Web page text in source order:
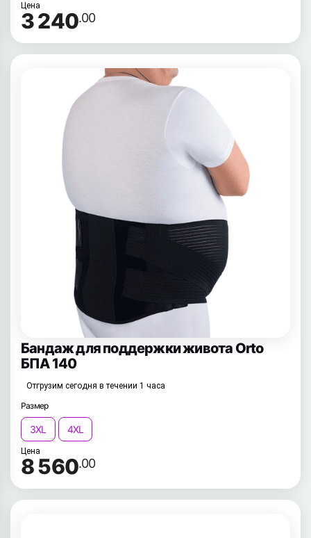
Цена
3 240.00
Бандаж для поддержки живота Orto
БПА 140
Отгрузим сегодня в течении 1 часа
Размер
3XL 4XL
Цена
8 560.00